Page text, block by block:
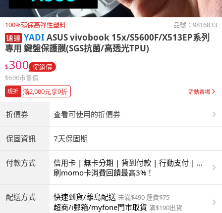
100%環保高彈性塑料 品號： 9816833
YADI ASUS vivobook 15x/S5600F/X513EP系列
專用 鍵盤保護膜(SGS抗菌/高透光TPU)
$300 促銷價
$600市售價
現折 滿2,000元享9折 活動賣場
折價券 查看可使用的折價券
保固資訊 7天保固期
付款方式
信用卡 | 無卡分期 | 貨到付款 | 行動支付 | 超
商付款 | ATM | 銀聯卡
刷momo卡消費回饋最高3%！
配送方式 快速到貨/離島配送 未滿$490 運費$75
超商/i郵箱/myfone門市取貨 滿$190出貨